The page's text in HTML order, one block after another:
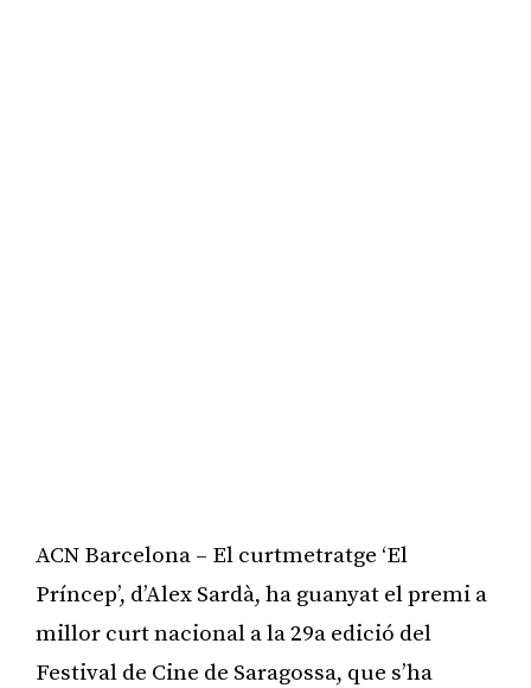
ACN Barcelona – El curtmetratge ‘El
Príncep’, d’Alex Sardà, ha guanyat el premi a
millor curt nacional a la 29a edició del
Festival de Cine de Saragossa, que s’ha